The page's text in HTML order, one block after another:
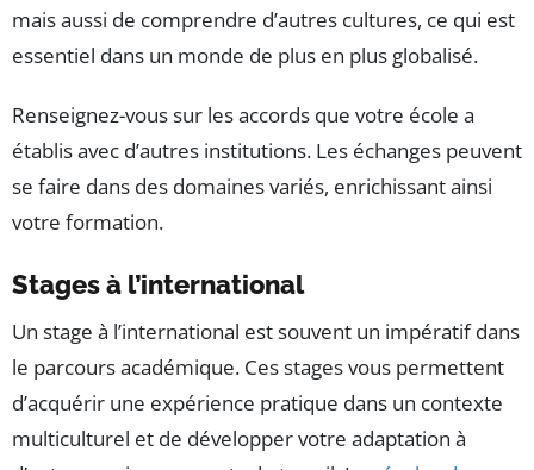
mais aussi de comprendre d’autres cultures, ce qui est
essentiel dans un monde de plus en plus globalisé.
Renseignez-vous sur les accords que votre école a
établis avec d’autres institutions. Les échanges peuvent
se faire dans des domaines variés, enrichissant ainsi
votre formation.
Stages à l’international
Un stage à l’international est souvent un impératif dans
le parcours académique. Ces stages vous permettent
d’acquérir une expérience pratique dans un contexte
multiculturel et de développer votre adaptation à